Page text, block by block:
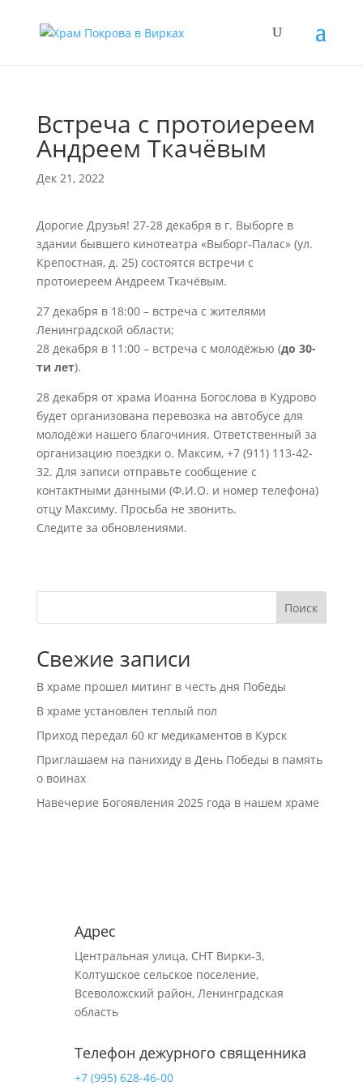
Встреча с протоиереем
Андреем Ткачёвым
Дек 21, 2022
Дорогие Друзья! 27-28 декабря в г. Выборге в
здании бывшего кинотеатра «Выборг-Палас» (ул.
Крепостная, д. 25) состоятся встречи с
протоиереем Андреем Ткачёвым.
27 декабря в 18:00 – встреча с жителями
Ленинградской области;
28 декабря в 11:00 – встреча с молодёжью (до 30-
ти лет).
28 декабря от храма Иоанна Богослова в Кудрово
будет организована перевозка на автобусе для
молодёжи нашего благочиния. Ответственный за
организацию поездки о. Максим, +7 (911) 113-42-
32. Для записи отправьте сообщение с
контактными данными (Ф.И.О. и номер телефона)
отцу Максиму. Просьба не звонить.
Следите за обновлениями.
Поиск
Свежие записи
В храме прошел митинг в честь дня Победы
В храме установлен теплый пол
Приход передал 60 кг медикаментов в Курск
Приглашаем на панихиду в День Победы в память
о воинах
Навечерие Богоявления 2025 года в нашем храме
Адрес
Центральная улица, СНТ Вирки-3,
Колтушское сельское поселение,
Всеволожский район, Ленинградская
область
Телефон дежурного священника
+7 (995) 628-46-00